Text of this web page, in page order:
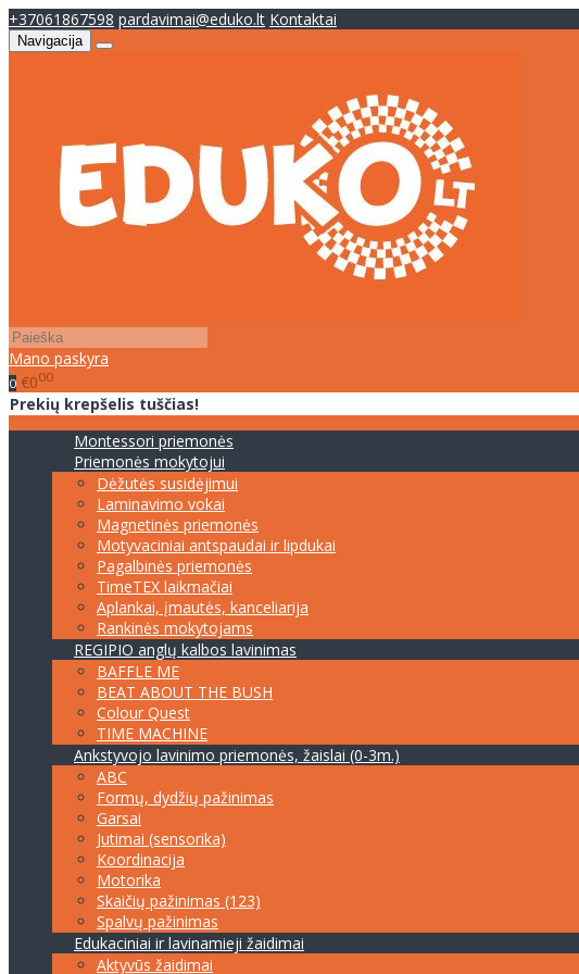
+37061867598 pardavimai@eduko.lt Kontaktai
Navigacija
Mano paskyra
0 €000
Prekių krepšelis tuščias!
Montessori priemonės
Priemonės mokytojui
Dėžutės susidėjimui
Laminavimo vokai
Magnetinės priemonės
Motyvaciniai antspaudai ir lipdukai
Pagalbinės priemonės
TimeTEX laikmačiai
Aplankai, įmautės, kanceliarija
Rankinės mokytojams
REGIPIO anglų kalbos lavinimas
BAFFLE ME
BEAT ABOUT THE BUSH
Colour Quest
TIME MACHINE
Ankstyvojo lavinimo priemonės, žaislai (0-3m.)
ABC
Formų, dydžių pažinimas
Garsai
Jutimai (sensorika)
Koordinacija
Motorika
Skaičių pažinimas (123)
Spalvų pažinimas
Edukaciniai ir lavinamieji žaidimai
Aktyvūs žaidimai